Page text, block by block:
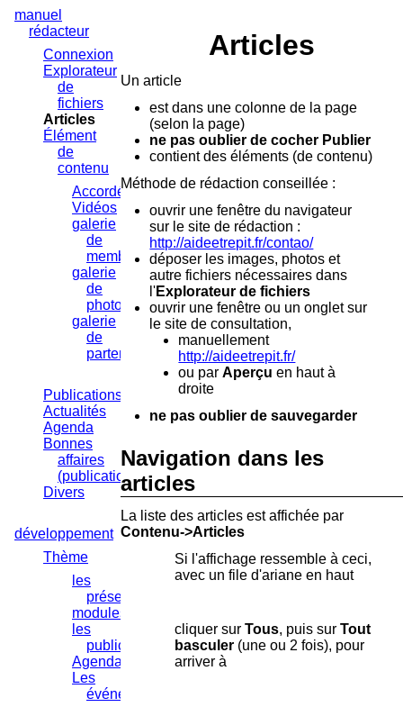
Articles
Un article
est dans une colonne de la page
(selon la page)
ne pas oublier de cocher Publier
contient des éléments (de contenu)
Méthode de rédaction conseillée :
ouvrir une fenêtre du navigateur
sur le site de rédaction :
http://aideetrepit.fr/contao/
déposer les images, photos et
autre fichiers nécessaires dans
l'Explorateur de fichiers
ouvrir une fenêtre ou un onglet sur
le site de consultation,
manuellement
http://aideetrepit.fr/
ou parAperçu en haut à
droite
ne pas oublier de sauvegarder
Navigation dans les
articles
La liste des articles est affichée par
Contenu->Articles
Si l'affichage ressemble à ceci,
avec un file d'ariane en haut
cliquer surTous, puis surTout
basculer (une ou 2 fois), pour
arriver à
au
contenu
manuel
rédacteur
Connexion
Explorateur
de
fichiers
Articles
Élément
de
contenu
Accordéons
Vidéos
galerie
de
membres
galerie
de
photos
galerie
de
partenaires
Publications
Actualités
Agenda
Bonnes
affaires
(publication)
Divers
développement
Thème
les
présentations
modules
les
publications
Agenda
Les
événements